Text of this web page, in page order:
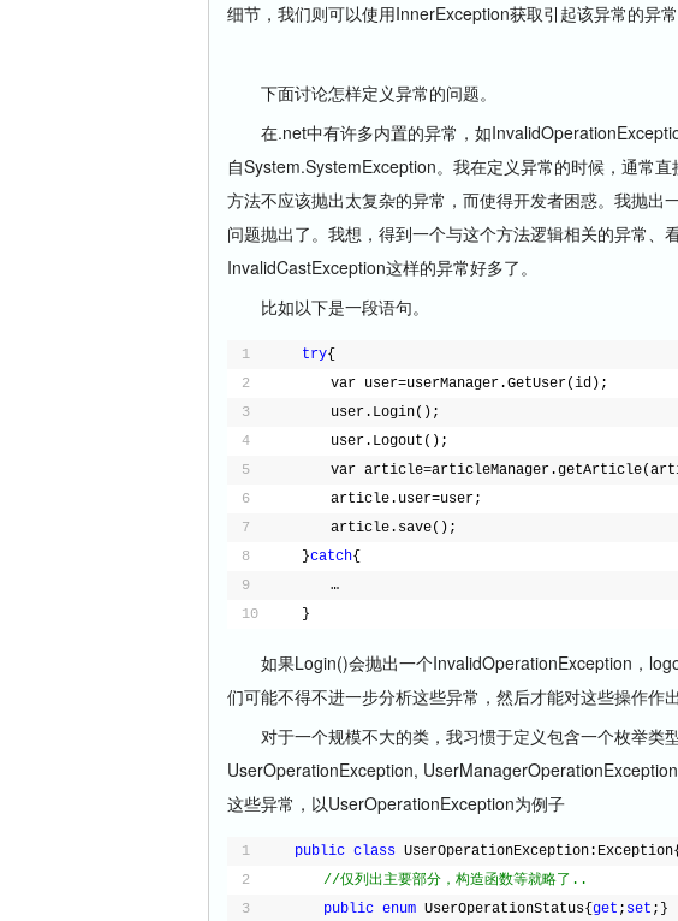
细节，我们则可以使用InnerException获取引起该异常的异常
下面讨论怎样定义异常的问题。
在.net中有许多内置的异常，如
自System.SystemException。我在定义异常的时候，通常
方法不应该抛出太复杂的异常，而使得开发者困惑。我抛出
问题抛出了。我想，得到一个与这个方法逻辑相关的异常、
InvalidCastException这样的异常好多了。
比如以下是一段语句。
1
2
3
4
5
6
7
8
9
10
try{
var user=userManager.GetUser(id);
user.Login();
user.Logout();
var
article.user=user;
article.save();
}catch{
…
}
如果Login()会抛出一个InvalidOperationException，
们可能不得不进一步分析这些异常，然后才能对这些操作作
对于一个规模不大的类，我习惯于定义包含一个枚举类
UserOperationException,
这些异常，以UserOperationException为例子
1
2
3
public class UserOperationException:Exception{
//仅列出主要部分，构造函数等就略了..
public enum UserOperationStatus{ get ; set ;}